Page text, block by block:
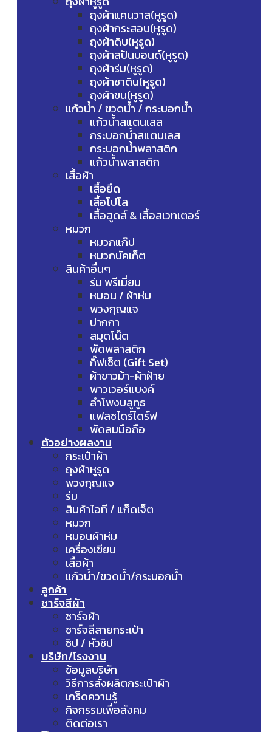
ถุงผ้าแคนวาส(หูรูด)
ถุงผ้ากระสอบ(หูรูด)
ถุงผ้าดิบ(หูรูด)
ถุงผ้าสปันบอนด์(หูรูด)
ถุงผ้าร่ม(หูรูด)
ถุงผ้าซาติน(หูรูด)
ถุงผ้าขน(หูรูด)
แก้วน้ำ / ขวดน้ำ / กระบอกน้ำ
แก้วน้ำสแตนเลส
กระบอกน้ำสแตนเลส
กระบอกน้ำพลาสติก
แก้วน้ำพลาสติก
เสื้อผ้า
เสื้อยืด
เสื้อโปโล
เสื้อฮูดส์ & เสื้อสเวทเตอร์
หมวก
หมวกแก๊ป
หมวกบัคเก็ต
สินค้าอื่นๆ
ร่ม พรีเมี่ยม
หมอน / ผ้าห่ม
พวงกุญแจ
ปากกา
สมุดโน๊ต
พัดพลาสติก
กิ๊ฟเซ็ต (Gift Set)
ผ้าขาวม้า-ผ้าฝ้าย
พาวเวอร์แบงค์
ลำโพงบลูทูธ
แฟลชไดร์ไดร์ฟ
พัดลมมือถือ
ตัวอย่างผลงาน
กระเป๋าผ้า
ถุงผ้าหูรูด
พวงกุญแจ
ร่ม
สินค้าไอที / แก็ดเจ็ต
หมวก
หมอนผ้าห่ม
เครื่องเขียน
เสื้อผ้า
แก้วน้ำ/ขวดน้ำ/กระบอกน้ำ
ลูกค้า
ชาร์จสีผ้า
ชาร์จผ้า
ชาร์จสีสายกระเป๋า
ซิป / หัวซิป
บริษัท/โรงงาน
ข้อมูลบริษัท
วิธีการสั่งผลิตกระเป๋าผ้า
เกร็ดความรู้
กิจกรรมเพื่อสังคม
ติดต่อเรา